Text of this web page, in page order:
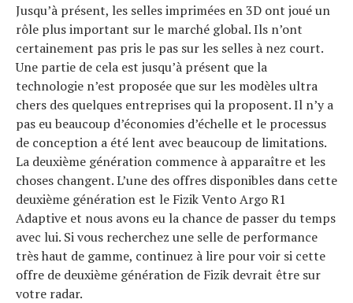
Jusqu’à présent, les selles imprimées en 3D ont joué un
rôle plus important sur le marché global. Ils n’ont
certainement pas pris le pas sur les selles à nez court.
Une partie de cela est jusqu’à présent que la
technologie n’est proposée que sur les modèles ultra
chers des quelques entreprises qui la proposent. Il n’y a
pas eu beaucoup d’économies d’échelle et le processus
de conception a été lent avec beaucoup de limitations.
La deuxième génération commence à apparaître et les
choses changent. L’une des offres disponibles dans cette
deuxième génération est le Fizik Vento Argo R1
Adaptive et nous avons eu la chance de passer du temps
avec lui. Si vous recherchez une selle de performance
très haut de gamme, continuez à lire pour voir si cette
offre de deuxième génération de Fizik devrait être sur
votre radar.